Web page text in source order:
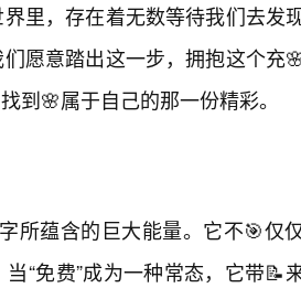
里，存在着无数等待我们去发现
愿意踏出这一步，拥抱这个充
到🌸属于自己的那一份精彩。
所蕴含的巨大能量。它不🎯仅
“免费”成为一种常态，它带📝